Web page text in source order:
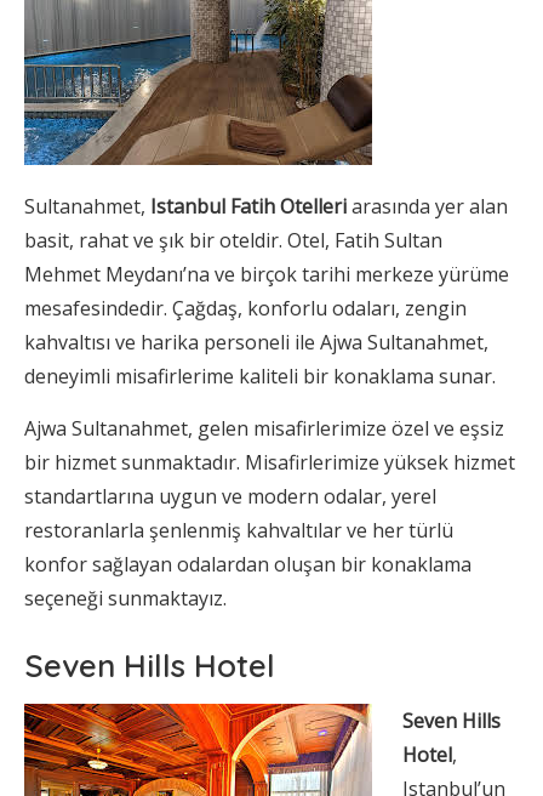
Sultanahmet, Istanbul Fatih Otelleriarasında yer alan
basit, rahat ve şık bir oteldir. Otel, Fatih Sultan
Mehmet Meydanı’na ve birçok tarihi merkeze yürüme
mesafesindedir. Çağdaş, konforlu odaları, zengin
kahvaltısı ve harika personeli ile Ajwa Sultanahmet,
deneyimli misafirlerime kaliteli bir konaklama sunar.
Ajwa Sultanahmet, gelen misafirlerimize özel ve eşsiz
bir hizmet sunmaktadır. Misafirlerimize yüksek hizmet
standartlarına uygun ve modern odalar, yerel
restoranlarla şenlenmiş kahvaltılar ve her türlü
konfor sağlayan odalardan oluşan bir konaklama
seçeneği sunmaktayız.
Seven Hills Hotel
Seven Hills
Hotel,
Istanbul’un